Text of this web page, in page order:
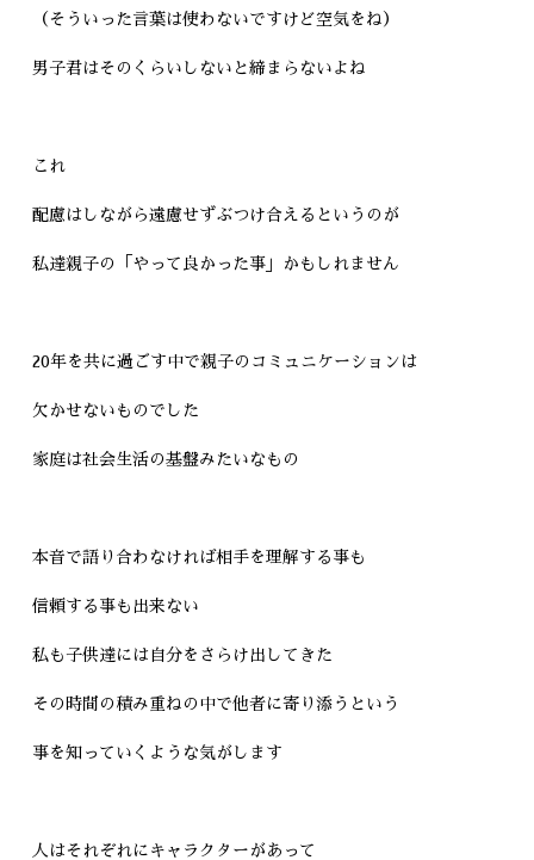
（そういった言葉は使わないですけど空気をね）
男子君はそのくらいしないと締まらないよね
これ
配慮はしながら遠慮せずぶつけ合えるというのが
私達親子の「やって良かった事」かもしれません
20年を共に過ごす中で親子のコミュニケーションは
欠かせないものでした
家庭は社会生活の基盤みたいなもの
本音で語り合わなければ相手を理解する事も
信頼する事も出来ない
私も子供達には自分をさらけ出してきた
その時間の積み重ねの中で他者に寄り添うという
事を知っていくような気がします
人はそれぞれにキャラクターがあって